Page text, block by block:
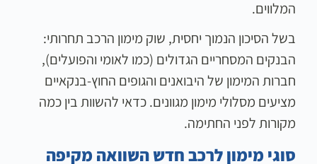
המלווים.
בשל הסיכון הנמוך יחסית, שוק מימון הרכב תחרותי:
הבנקים המסחריים הגדולים (כמו לאומי והפועלים),
חברות המימון של היבואנים והגופים החוץ-בנקאיים
מציעים מסלולי מימון מגוונים. כדאי להשוות בין כמה
מקורות לפני החתימה.
סוגי מימון לרכב חדש השוואה מקיפה